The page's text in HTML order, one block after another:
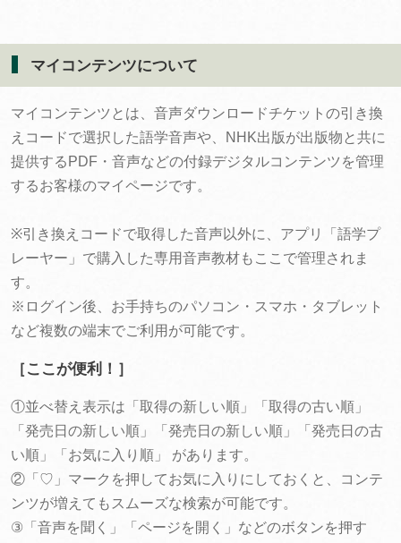
マイコンテンツについて
マイコンテンツとは、音声ダウンロードチケットの引き換
えコードで選択した語学音声や、NHK出版が出版物と共に
提供するPDF・音声などの付録デジタルコンテンツを管理
するお客様のマイページです。
※引き換えコードで取得した音声以外に、アプリ「語学プ
レーヤー」で購入した専用音声教材もここで管理されま
す。
※ログイン後、お手持ちのパソコン・スマホ・タブレット
など複数の端末でご利用が可能です。
［ここが便利！］
①並べ替え表示は「取得の新しい順」「取得の古い順」
「発売日の新しい順」「発売日の新しい順」「発売日の古
い順」「お気に入り順」 があります。
②「♡」マークを押してお気に入りにしておくと、コンテ
ンツが増えてもスムーズな検索が可能です。
③「音声を聞く」「ページを開く」などのボタンを押す